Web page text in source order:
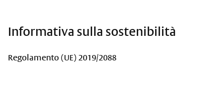
Informativa sulla sostenibilità
Regolamento (UE) 2019/2088